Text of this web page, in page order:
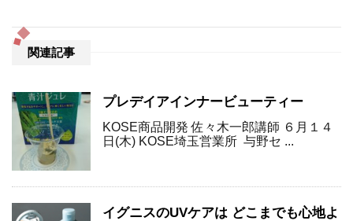
関連記事
プレデイアインナービューティー
KOSE商品開発 佐々木一郎講師 ６月１４
日(木) KOSE埼玉営業所 与野セ ...
イグニスのUVケアは どこまでも心地よ